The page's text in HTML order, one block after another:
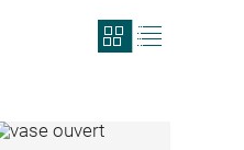
View
search